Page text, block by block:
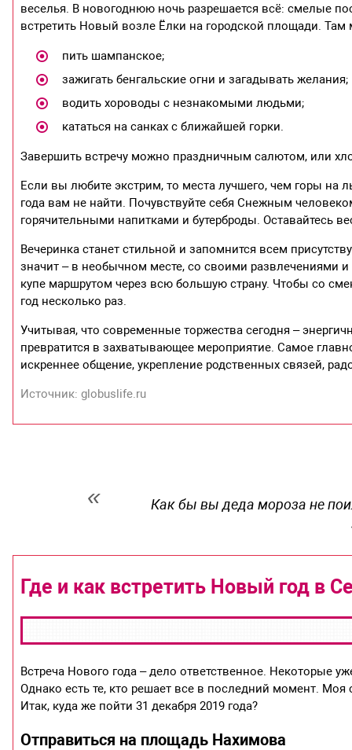
веселья. В новогоднюю ночь разрешается всё: смелые
встретить Новый возле Ёлки на городской площади.
пить шампанское;
зажигать бенгальские огни и загадывать желания;
водить хороводы с незнакомыми людьми;
кататься на санках с ближайшей горки.
Завершить встречу можно праздничным салютом, или
Если вы любите экстрим, то места лучшего, чем горы на
года вам не найти. Почувствуйте себя Снежным
горячительными напитками и бутерброды. Оставайтесь
Вечеринка станет стильной и запомнится всем
значит – в необычном месте, со своими развлечениями
купе маршрутом через всю большую страну. Чтобы со
год несколько раз.
Учитывая, что современные торжества сегодня –
превратится в захватывающее мероприятие. Самое
искреннее общение, укрепление родственных связей,
Источник: globuslife.ru
Как бы вы деда мороза не
Где и как встретить Новый год в
Встреча Нового года – дело ответственное. Некоторые
Однако есть те, кто решает все в последний момент. Моя
Итак, куда же пойти 31 декабря 2019 года?
Отправиться на площадь Нахимова